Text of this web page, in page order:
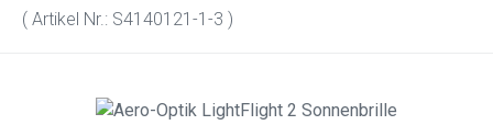
( Artikel Nr.: S4140121-1-3 )
Bildergalerie überspringen